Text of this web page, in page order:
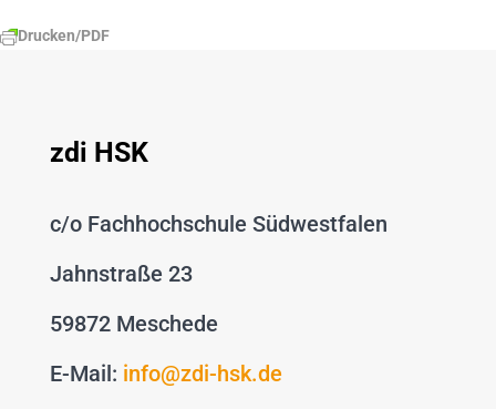
Drucken/PDF
zdi HSK
c/o Fachhochschule Südwestfalen
Jahnstraße 23
59872 Meschede
E-Mail: info@zdi-hsk.de